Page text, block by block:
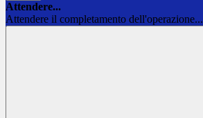
Attendere...
Attendere il completamento dell'operazione...